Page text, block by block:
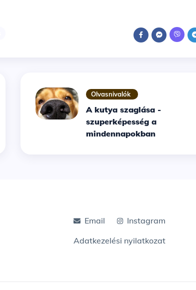
Olvasnivalók
A kutya szaglása -
szuperképesség a
mindennapokban
Email
Instagram
Adatkezelési nyilatkozat